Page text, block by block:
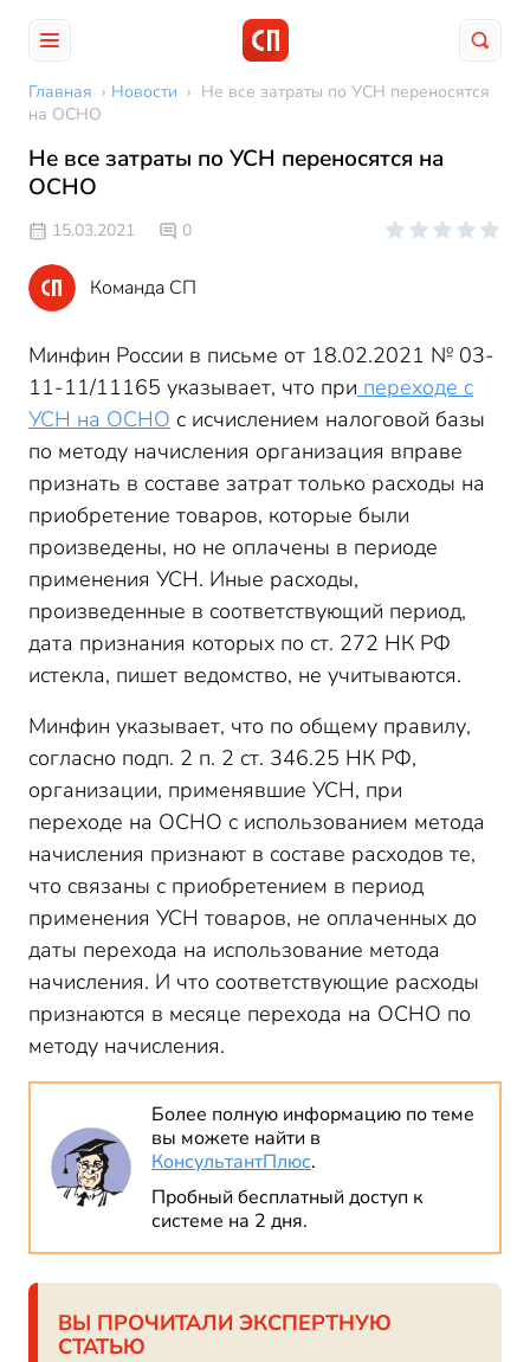
Главная › Новости › Не все затраты по УСН переносятся
на ОСНО
Не все затраты по УСН переносятся на
ОСНО
15.03.2021 0
Команда СП
Минфин России в письме от 18.02.2021 № 03-
11-11/11165 указывает, что при переходе с
УСН на ОСНО с исчислением налоговой базы
по методу начисления организация вправе
признать в составе затрат только расходы на
приобретение товаров, которые были
произведены, но не оплачены в периоде
применения УСН. Иные расходы,
произведенные в соответствующий период,
дата признания которых по ст. 272 НК РФ
истекла, пишет ведомство, не учитываются.
Минфин указывает, что по общему правилу,
согласно подп. 2 п. 2 ст. 346.25 НК РФ,
организации, применявшие УСН, при
переходе на ОСНО с использованием метода
начисления признают в составе расходов те,
что связаны с приобретением в период
применения УСН товаров, не оплаченных до
даты перехода на использование метода
начисления. И что соответствующие расходы
признаются в месяце перехода на ОСНО по
методу начисления.
Более полную информацию по теме
вы можете найти в
КонсультантПлюс.
Пробный бесплатный доступ к
системе на 2 дня.
ВЫ ПРОЧИТАЛИ ЭКСПЕРТНУЮ
СТАТЬЮ